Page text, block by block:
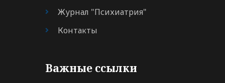
Журнал "Психиатрия"
Контакты
Важные ссылки